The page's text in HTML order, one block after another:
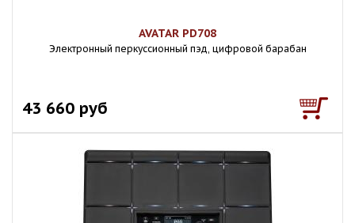
AVATAR PD708
Электронный перкуссионный пэд, цифровой барабан
43 660 руб